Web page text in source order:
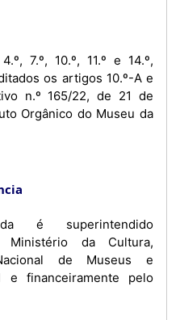
7.º, 10.º, 11.º e 14.º,
os artigos 10.º-A e
n.º 165/22, de 21 de
Orgânico do Museu da
é superintendido
Ministério da Cultura,
de Museus e
e financeiramente pelo